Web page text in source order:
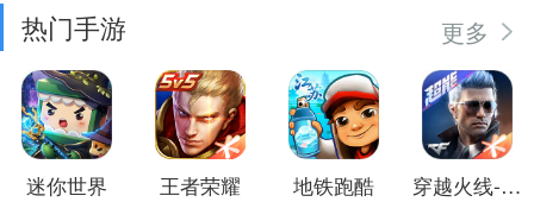
热门手游 更多
迷你世界 王者荣耀 地铁跑酷 穿越火线-枪战王者